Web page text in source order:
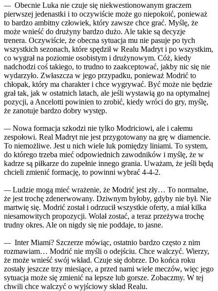
— Obecnie Luka nie czuje się niekwestionowanym graczem
pierwszej jedenastki i to oczywiście może go niepokoić, ponieważ
to bardzo ambitny człowiek, który zawsze chce grać. Myślę, że
może wnieść do drużyny bardzo dużo. Ale takie są decyzje
trenera. Oczywiście, że obecna sytuacja mu nie pasuje po tych
wszystkich sezonach, które spędził w Realu Madryt i po wszystkim,
co wygrał na poziomie osobistym i drużynowym. Cóż, kiedy
nadchodzi coś takiego, to trudno to zaakceptować, jakby nic się nie
wydarzyło. Zwłaszcza w jego przypadku, ponieważ Modrić to
chłopak, który ma charakter i chce wygrywać. Być może nie będzie
grał tak, jak w ostatnich latach, ale jeśli wystawią go na optymalnej
pozycji, a Ancelotti powinien to zrobić, kiedy wróci do gry, myślę,
że zanotuje bardzo dobry występ.
—Nowa formacja szkodzi nie tylko Modriciowi, ale i całemu
zespołowi. Real Madryt nie jest przygotowany na grę w diamencie.
To niemożliwe. Jest u nich wiele luk pomiędzy liniami. To system,
do którego trzeba mieć odpowiednich zawodników i myślę, że w
kadrze są piłkarze do zupełnie innego grania. Uważam, że jeśli będą
chcieli zmienić formację, to powinni wybrać 4-4-2.
—Ludzie mogą mieć wrażenie, że Modrić jest zły… To normalne,
że jest trochę zdenerwowany. Dziwnym byłoby, gdyby nie był. Nie
martwię się. Modrić został i odrzucił wszystkie oferty, a miał kilka
niesamowitych propozycji. Wolał zostać, a teraz przeżywa trochę
trudny okres. Ale on nigdy się nie poddaje, to jasne.
— Inter Miami? Szczerze mówiąc, ostatnio bardzo często z nim
rozmawiam… Modrić nie myśli o odejściu. Chce walczyć. Wierzy,
że może wnieść swój wkład. Czuje się dobrze. Do końca roku
zostały jeszcze trzy miesiące, a przed nami wiele meczów, więc jego
sytuacja może się zmienić na lepsze lub gorsze. Zobaczmy. W tej
chwili chce walczyć o wyjściowy skład Realu.